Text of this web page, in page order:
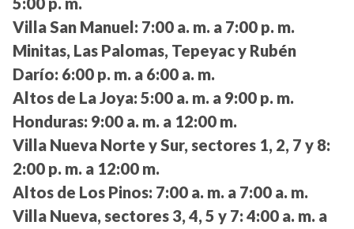
Villa San Manuel: 7:00 a. m. a 7:00 p. m.
Minitas, Las Palomas, Tepeyac y Rubén
Darío: 6:00 p. m. a 6:00 a. m.
Altos de La Joya: 5:00 a. m. a 9:00 p. m.
Honduras: 9:00 a. m. a 12:00 m.
Villa Nueva Norte y Sur, sectores 1, 2, 7 y 8:
2:00 p. m. a 12:00 m.
Altos de Los Pinos: 7:00 a. m. a 7:00 a. m.
Villa Nueva, sectores 3, 4, 5 y 7: 4:00 a. m. a